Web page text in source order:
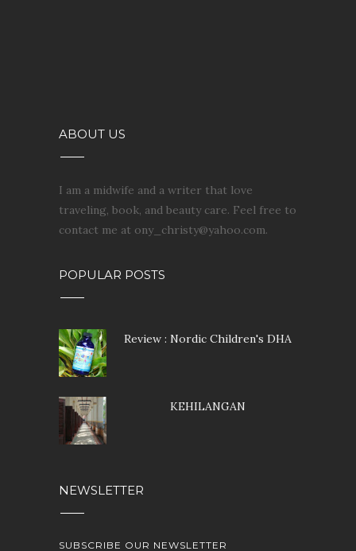
ABOUT US
I am a midwife and a writer that love
traveling, book, and beauty care. Feel free to
contact me at ony_christy@yahoo.com.
POPULAR POSTS
Review : Nordic Children's DHA
KEHILANGAN
NEWSLETTER
SUBSCRIBE OUR NEWSLETTER